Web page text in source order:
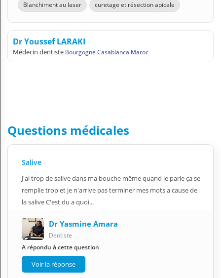
Blanchiment au laser
curetage et résection apicale
Dr Youssef LARAKI
Médecin dentiste Bourgogne Casablanca Maroc
Questions médicales
Salive
J'ai trop de salive dans ma bouche même quand je parle ça se
remplie trop et je n'arrive pas terminer mes mots a cause de
la salive C'est du a quoi...
Dr Yasmine Amara
Dentiste
A répondu à cette question
Voir la réponse